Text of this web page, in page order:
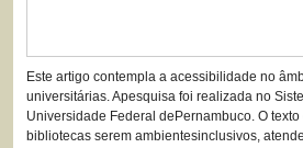
Este artigo contempla a acessibilidade no
universitárias. Apesquisa foi realizada no
Universidade Federal dePernambuco. O
bibliotecas serem ambientesinclusivos,